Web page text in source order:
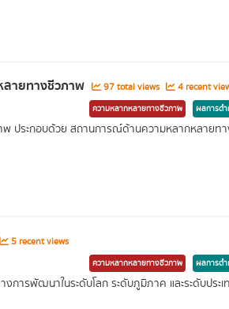
ายทางชีวภาพ 97 total views 4 recent
ความหลากหลายทางชีวภาพ ผลการดำ
ประกอบด้วย สถานการณ์ด้านความหลากหลายท
5 recent views
ความหลากหลายทางชีวภาพ ผลการดำ
ารพัฒนาในระดับโลก ระดับภูมิภาค และระดับประเ